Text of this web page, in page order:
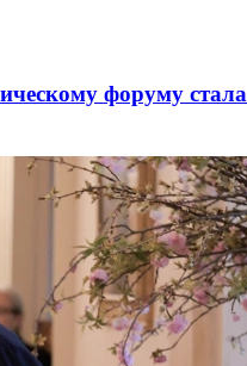
форуму